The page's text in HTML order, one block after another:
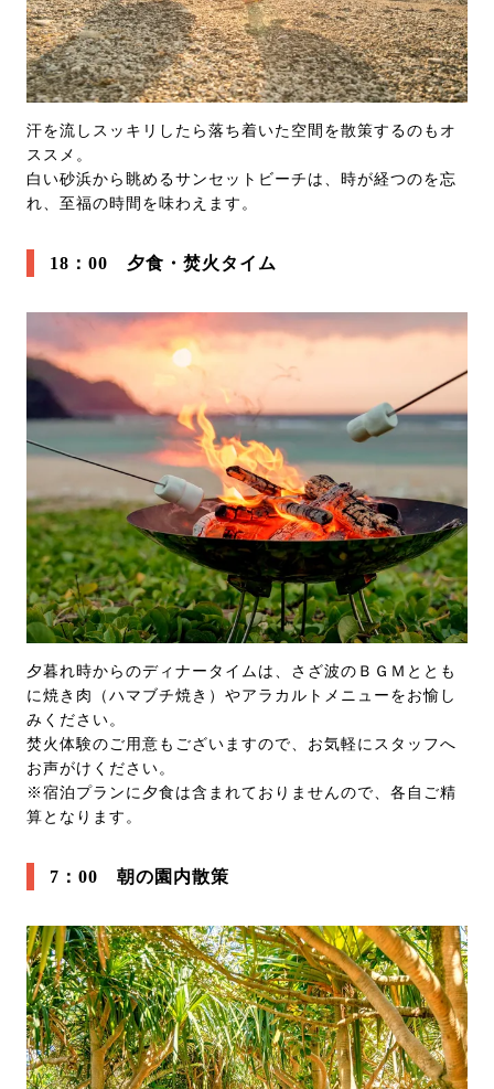
汗を流しスッキリしたら落ち着いた空間を散策するのもオ
ススメ。
白い砂浜から眺めるサンセットビーチは、時が経つのを忘
れ、至福の時間を味わえます。
18：00 夕食・焚火タイム
夕暮れ時からのディナータイムは、さざ波のＢＧＭととも
に焼き肉（ハマブチ焼き）やアラカルトメニューをお愉し
みください。
焚火体験のご用意もございますので、お気軽にスタッフへ
お声がけください。
※宿泊プランに夕食は含まれておりませんので、各自ご精
算となります。
7：00 朝の園内散策